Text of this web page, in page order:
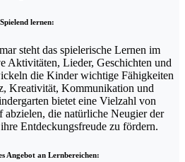
Spielend lernen:
steht das spielerische Lernen im
Aktivitäten, Lieder, Geschichten und
die Kinder wichtige Fähigkeiten
Kreativität, Kommunikation und
bietet eine Vielzahl von
abzielen, die natürliche Neugier der
Entdeckungsfreude zu fördern.
Angebot an Lernbereichen: